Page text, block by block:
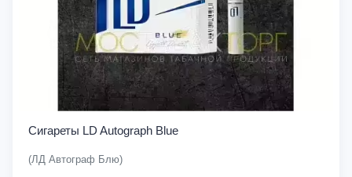
Сигареты LD Autograph Blue
(ЛД Автограф Блю)